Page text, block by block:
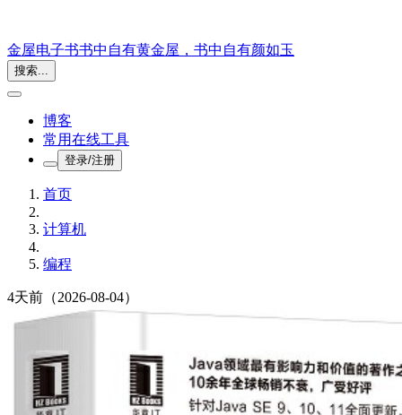
金屋电子书书中自有黄金屋，书中自有颜如玉
搜索...
博客
常用在线工具
登录/注册
首页
计算机
编程
4天前 （2026-08-04）